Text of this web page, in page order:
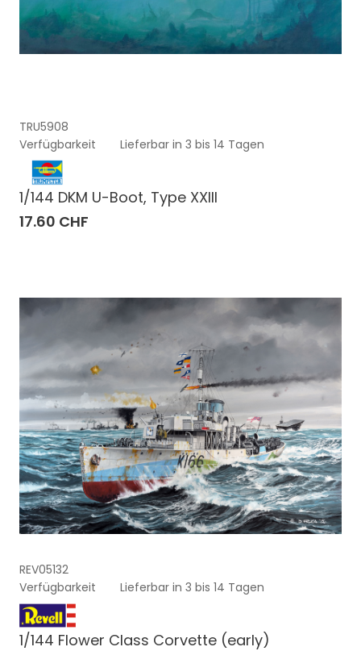
TRU5908
Verfügbarkeit
Lieferbar in 3 bis 14 Tagen
1/144 DKM U-Boot, Type XXIII
17.60 CHF
REV05132
Verfügbarkeit
Lieferbar in 3 bis 14 Tagen
1/144 Flower Class Corvette (early)